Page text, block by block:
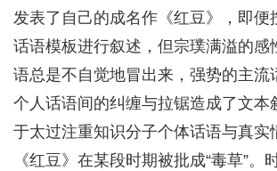
发表了自己的成名作《红豆》，即便
话语模板进行叙述，但宗璞满溢的感
语总是不自觉地冒出来，强势的主流
个人话语间的纠缠与拉锯造成了文本
于太过注重知识分子个体话语与真实
《红豆》在某段时期被批成“毒草”。